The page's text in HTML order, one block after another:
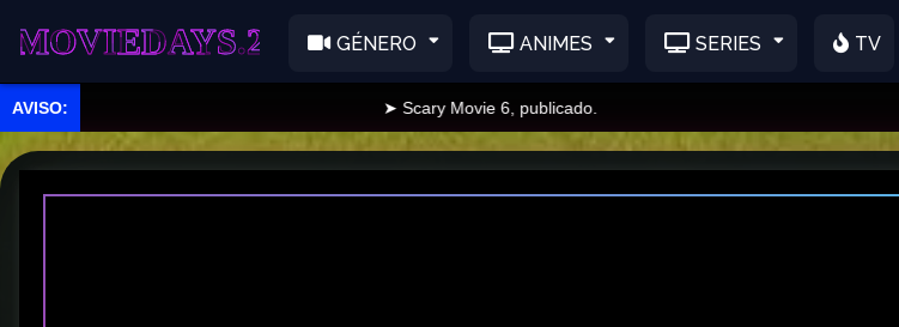
GÉNERO ANIMES SERIES TV
➤ Scary Movie 6, publicado.